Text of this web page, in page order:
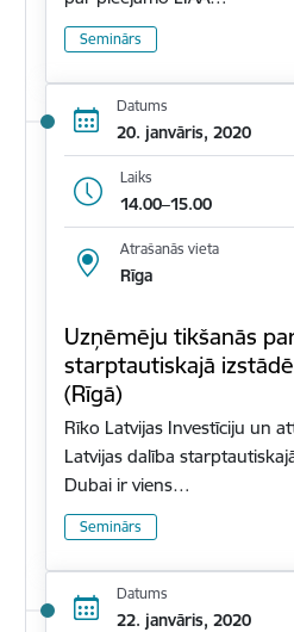
Seminārs
Datums
20. janvāris, 2020
Laiks
14.00–15.00
Atrašanās vieta
Rīga
Uzņēmēju tikšanās
starptautiskajā
(Rīgā)
Rīko Latvijas Investīciju un
Latvijas dalība
Dubai ir viens…
Seminārs
Datums
22. janvāris, 2020